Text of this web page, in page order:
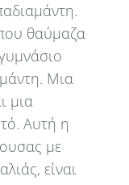
θαύμαζα
Μια
μια
Αυτή η
με
είναι